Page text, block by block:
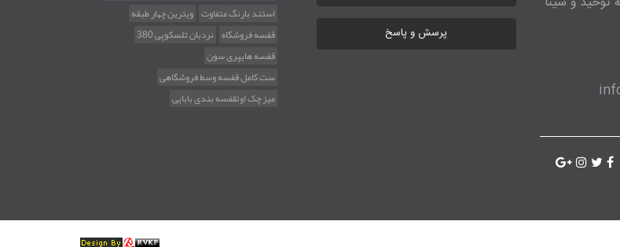
پرسش و پاسخ
استند بارنگ متفاوت ویترین چهار طبقه
قفسه فروشگاه نردبان تلسکوپی 380
قفسه هایپری سون
ست کامل قفسه وسط فروشگاهی
میز چک اوتقفسه بندی بابایی